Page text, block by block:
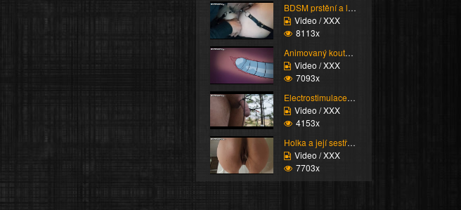
BDSM prstění a lízání ...
Video / XXX
8113x
Animovaný koutek vol.1...
Video / XXX
7093x
Electrostimulace pinďo...
Video / XXX
4153x
Holka a její sestřih c...
Video / XXX
7703x